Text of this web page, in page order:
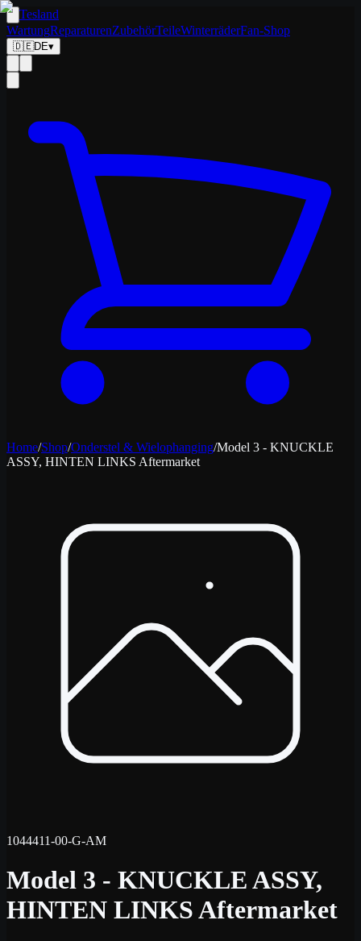
Tesland
WartungReparaturenZubehörTeileWinterräderFan-Shop
🇩🇪DE▾
Home/Shop/Onderstel & Wielophanging/Model 3 - KNUCKLE
ASSY, HINTEN LINKS Aftermarket
1044411-00-G-AM
Model 3 - KNUCKLE ASSY,
HINTEN LINKS Aftermarket